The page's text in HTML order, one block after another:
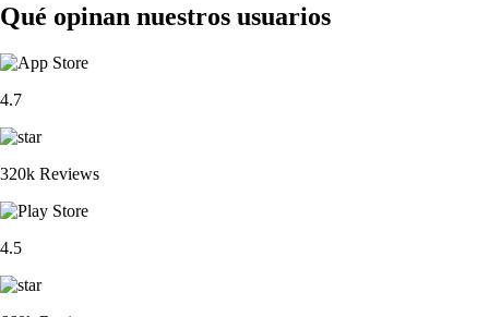
Qué opinan nuestros usuarios
4.7
320k Reviews
4.5